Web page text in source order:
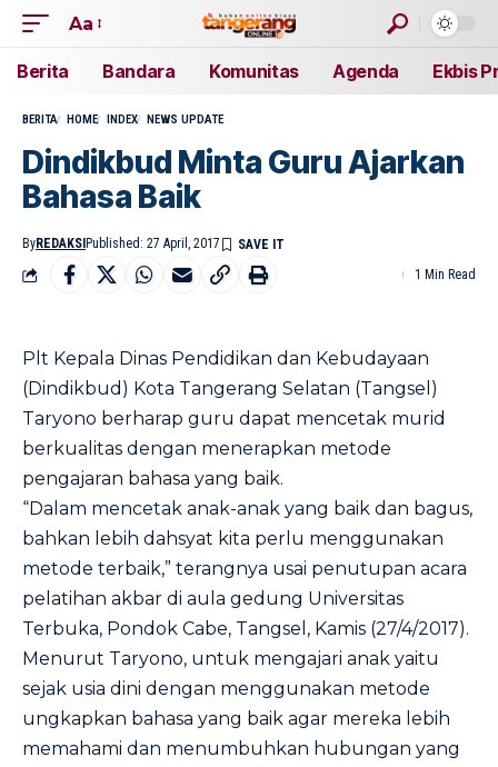
Aa
Berita Bandara Komunitas Agenda Ekbis
BERITA HOME INDEX NEWS UPDATE
Dindikbud Minta Guru Ajarkan
Bahasa Baik
ByREDAKSI Published: 27 April, 2017
1 Min Read
Plt Kepala Dinas Pendidikan dan Kebudayaan
(Dindikbud) Kota Tangerang Selatan (Tangsel)
Taryono berharap guru dapat mencetak murid
berkualitas dengan menerapkan metode
pengajaran bahasa yang baik.
“Dalam mencetak anak-anak yang baik dan bagus,
bahkan lebih dahsyat kita perlu menggunakan
metode terbaik,” terangnya usai penutupan acara
pelatihan akbar di aula gedung Universitas
Terbuka, Pondok Cabe, Tangsel, Kamis (27/4/2017).
Menurut Taryono, untuk mengajari anak yaitu
sejak usia dini dengan menggunakan metode
ungkapkan bahasa yang baik agar mereka lebih
memahami dan menumbuhkan hubungan yang